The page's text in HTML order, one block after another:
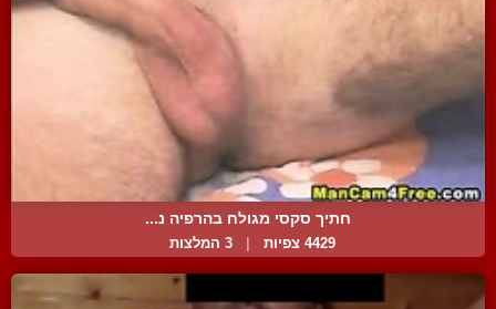
חתיך סקסי מגולח בהרפיה נ...
4429 צפיות | 3 המלצות